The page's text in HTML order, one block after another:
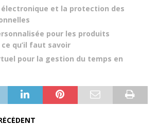
et la protection des
pour les produits
qu’il faut savoir
pour la gestion du temps en